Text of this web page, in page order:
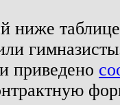
приведено